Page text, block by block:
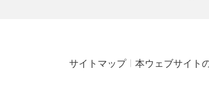
サイトマップ 本ウェブサイト